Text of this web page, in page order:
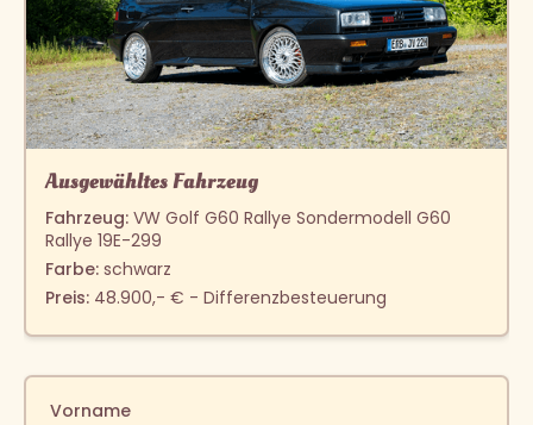
Vorname
Ausgewähltes Fahrzeug
Fahrzeug:VW Golf G60 Rallye Sondermodell G60
Rallye 19E-299
Farbe:schwarz
Preis:48.900,- € - Differenzbesteuerung